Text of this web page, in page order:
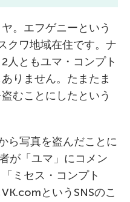
。エフゲニーという
クワ地域在住です。ナ
人ともユマ・コンプト
りません。たまたま
むことにしたという
ら写真を盗んだことに
が「ユマ」にコメン
ミセス・コンプト
というSNSのこ